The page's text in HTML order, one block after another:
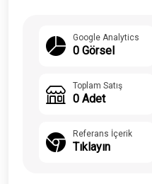
Google Analytics
0 Görsel
Toplam Satış
0 Adet
Referans İçerik
Tıklayın